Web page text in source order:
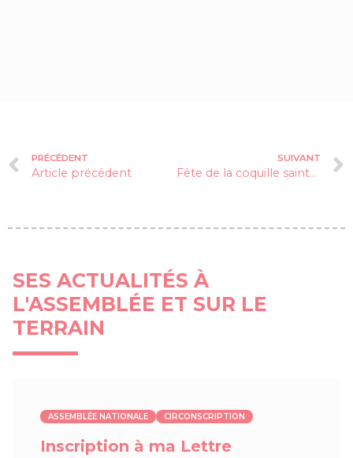
PRÉCÉDENT
Article précédent
SUIVANT
Fête de la coquille saint-jacques à Villard-de-Lans
SES ACTUALITÉS À
L'ASSEMBLÉE ET SUR LE
TERRAIN
ASSEMBLÉE NATIONALE CIRCONSCRIPTION
Inscription à ma Lettre